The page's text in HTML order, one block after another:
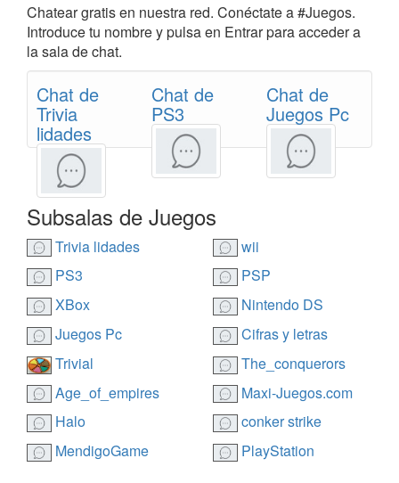
Chatear gratis en nuestra red. Conéctate a #Juegos.
Introduce tu nombre y pulsa en Entrar para acceder a
la sala de chat.
Chat de
Trivia
lidades
Chat de
PS3
Chat de
Juegos Pc
Subsalas de Juegos
Trivia lidades
wii
PS3
PSP
XBox
Nintendo DS
Juegos Pc
Cifras y letras
Trivial
The_conquerors
Age_of_empires
Maxi-Juegos.com
Halo
conker strike
MendigoGame
PlayStation